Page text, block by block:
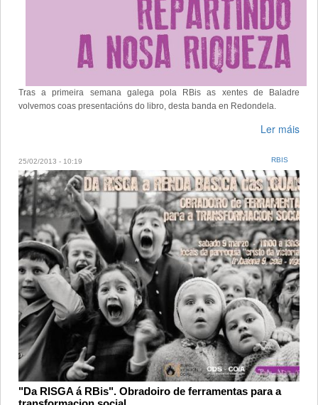
Tras a primeira semana galega pola RBis as xentes de Baladre
volvemos coas presentacións do libro, desta banda en Redondela.
Ler máis
25/02/2013 - 10:19 RBIS
"Da RISGA á RBis". Obradoiro de ferramentas para a